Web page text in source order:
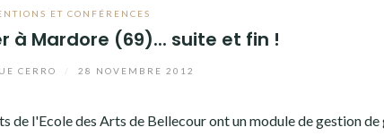
ET CONFÉRENCES
à Mardore (69)... suite et fin !
CERRO 28 NOVEMBRE 2012
de l'Ecole des Arts de Bellecour ont un module de gestion de